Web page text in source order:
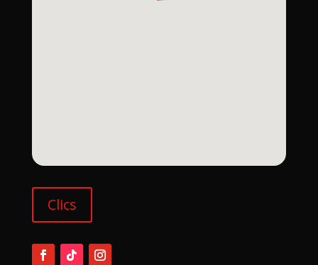
Clics